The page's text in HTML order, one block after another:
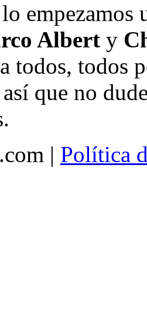
empezamos
Albert y
todos, todos
que no
| Política